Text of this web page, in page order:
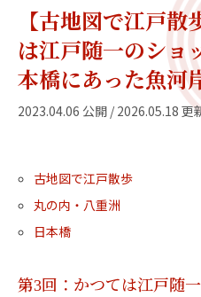
【古地図で江戸散
は江戸随一のショ
本橋にあった魚河
2023.04.06 公開 / 2026.05.18 更
古地図で江戸散歩
丸の内・八重洲
日本橋
第3回：かつては江戸随